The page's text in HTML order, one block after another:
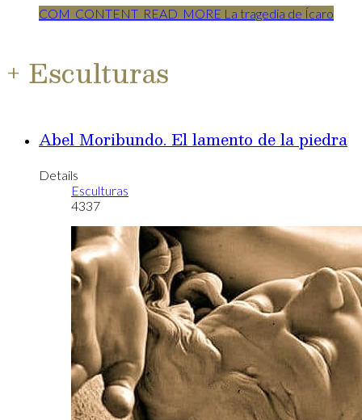
COM_CONTENT_READ_MORE La tragedia de Ícaro
+ Esculturas
Abel Moribundo. El lamento de la piedra
Details
Esculturas
4337